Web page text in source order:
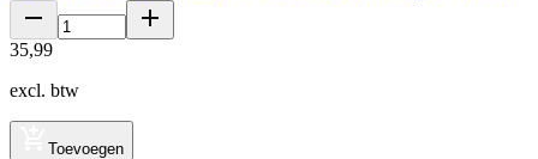
35,99
excl. btw
Toevoegen